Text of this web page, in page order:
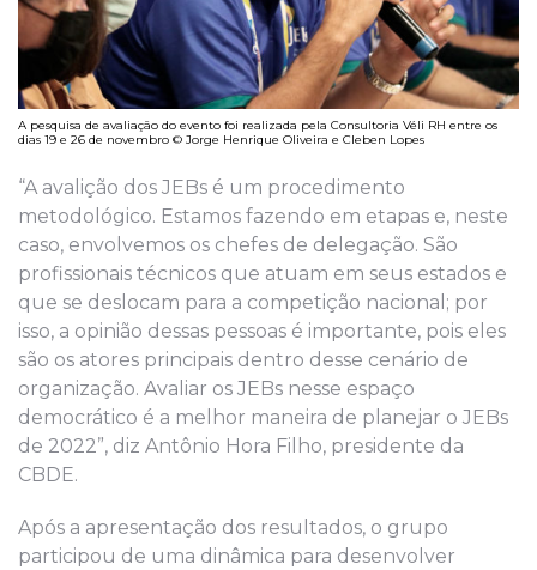
A pesquisa de avaliação do evento foi realizada pela Consultoria Véli RH entre os
dias 19 e 26 de novembro © Jorge Henrique Oliveira e Cleben Lopes
“A avalição dos JEBs é um procedimento
metodológico. Estamos fazendo em etapas e, neste
caso, envolvemos os chefes de delegação. São
profissionais técnicos que atuam em seus estados e
que se deslocam para a competição nacional; por
isso, a opinião dessas pessoas é importante, pois eles
são os atores principais dentro desse cenário de
organização. Avaliar os JEBs nesse espaço
democrático é a melhor maneira de planejar o JEBs
de 2022”, diz Antônio Hora Filho, presidente da
CBDE.
Após a apresentação dos resultados, o grupo
participou de uma dinâmica para desenvolver